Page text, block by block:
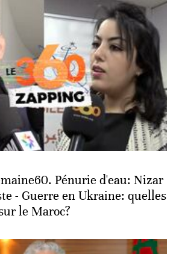
Pénurie d'eau: Nizar
- Guerre en Ukraine: quelles
le Maroc?